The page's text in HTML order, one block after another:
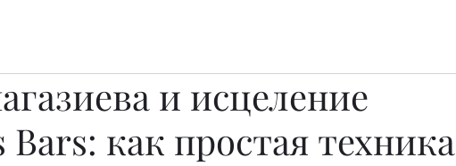
и исцеление
Bars: как простая техника